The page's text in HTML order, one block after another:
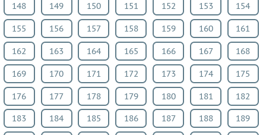
148 149 150 151 152 153 154
155 156 157 158 159 160 161
162 163 164 165 166 167 168
169 170 171 172 173 174 175
176 177 178 179 180 181 182
183 184 185 186 187 188 189